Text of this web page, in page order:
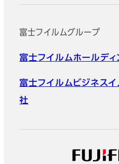
富士フイルムグループ
富士フイルムホールデ
富士フイルムビジネス
社